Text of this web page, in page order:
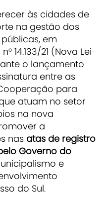
às cidades de
na gestão dos
em
14.133/21 (Nova Lei
o lançamento
entre as
para
atuam no setor
na nova
a
nas atas de registro
Governo do
e
do Sul.